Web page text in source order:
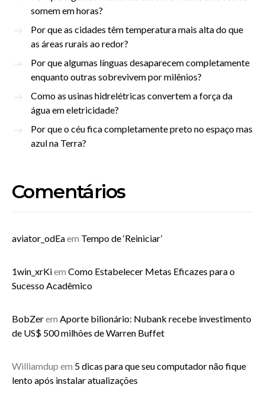
somem em horas?
Por que as cidades têm temperatura mais alta do que
as áreas rurais ao redor?
Por que algumas línguas desaparecem completamente
enquanto outras sobrevivem por milênios?
Como as usinas hidrelétricas convertem a força da
água em eletricidade?
Por que o céu fica completamente preto no espaço mas
azul na Terra?
Comentários
aviator_odEaem Tempo de ‘Reiniciar’
1win_xrKiem Como Estabelecer Metas Eficazes para o
Sucesso Acadêmico
BobZerem Aporte bilionário: Nubank recebe investimento
de US$ 500 milhões de Warren Buffet
Williamdup em 5 dicas para que seu computador não fique
lento após instalar atualizações